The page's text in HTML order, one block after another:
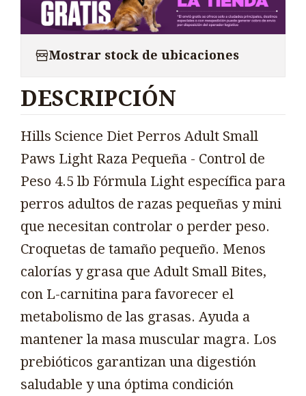
Mostrar stock de ubicaciones
DESCRIPCIÓN
Hills Science Diet Perros Adult Small
Paws Light Raza Pequeña - Control de
Peso 4.5 lb Fórmula Light específica para
perros adultos de razas pequeñas y mini
que necesitan controlar o perder peso.
Croquetas de tamaño pequeño. Menos
calorías y grasa que Adult Small Bites,
con L-carnitina para favorecer el
metabolismo de las grasas. Ayuda a
mantener la masa muscular magra. Los
prebióticos garantizan una digestión
saludable y una óptima condición